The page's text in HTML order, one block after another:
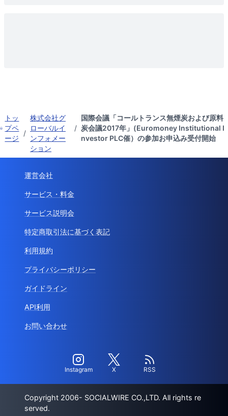
トッ
プペ
ージ
/
株式会社グ
ローバルイ
ンフォメー
ション
/
国際会議「コールトランス無煙炭および原料
炭会議2017年」(Euromoney Institutional I
nvestor PLC催）の参加お申込み受付開始
運営会社
サービス・料金
サービス説明会
特定商取引法に基づく表記
利用規約
プライバシーポリシー
ガイドライン
API利用
お問い合わせ
Instagram X RSS
Copyright 2006- SOCIALWIRE CO.,LTD. All rights re
served.